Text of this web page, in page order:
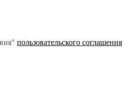
пользовательского соглашения